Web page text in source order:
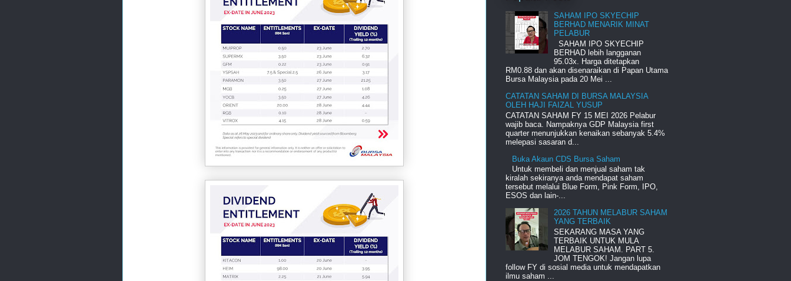
SAHAM IPO SKYECHIP
BERHAD MENARIK MINAT
PELABUR
SAHAM IPO SKYECHIP
BERHAD lebih langganan
95.03x. Harga ditetapkan
RM0.88 dan akan disenaraikan di Papan Utama
Bursa Malaysia pada 20 Mei ...
CATATAN SAHAM DI BURSA MALAYSIA
OLEH HAJI FAIZAL YUSUP
CATATAN SAHAM FY 15 MEI 2026 Pelabur
wajib baca. Nampaknya GDP Malaysia first
quarter menunjukkan kenaikan sebanyak 5.4%
melepasi sasaran d...
Buka Akaun CDS Bursa Saham
Untuk membeli dan menjual saham tak
kiralah sekiranya anda mendapat saham
tersebut melalui Blue Form, Pink Form, IPO,
ESOS dan lain-...
2026 TAHUN MELABUR SAHAM
YANG TERBAIK
SEKARANG MASA YANG
TERBAIK UNTUK MULA
MELABUR SAHAM. PART 5.
JOM TENGOK! Jangan lupa
follow FY di sosial media untuk mendapatkan
ilmu saham ...